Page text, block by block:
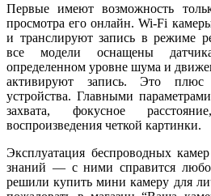
Первые имеют возможность
просмотра его онлайн. Wi-Fi
и транслируют запись в режиме
все модели оснащены
определенном уровне шума и
активируют запись. Это
устройства. Главными
захвата, фокусное
воспроизведения четкой картинки.
Эксплуатация беспроводных
знаний — с ними справится
решили купить мини камеру для